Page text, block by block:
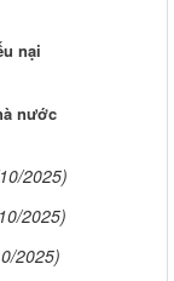
nại
nước
2025)
2025)
2025)